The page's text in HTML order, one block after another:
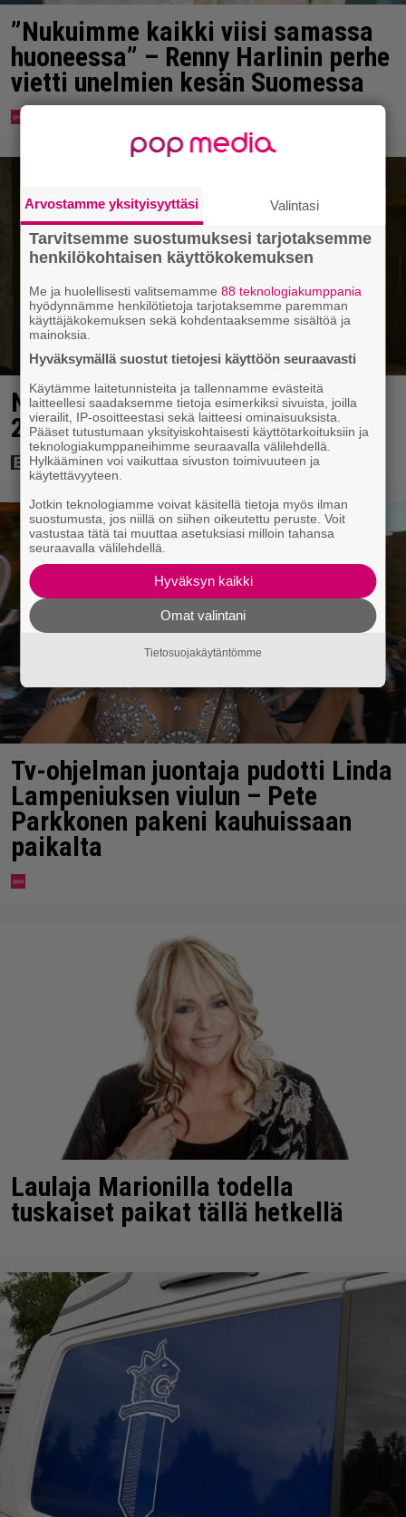
”Nukuimme kaikki viisi samassa
huoneessa” – Renny Harlinin perhe
vietti unelmien kesän Suomessa
Nyt suoratoistossa: Emilia Clarke
208 miljoonan hittileffassa
Tv-ohjelman juontaja pudotti Linda
Lampeniuksen viulun – Pete
Parkkonen pakeni kauhuissaan
paikalta
Laulaja Marionilla todella
tuskaiset paikat tällä hetkellä
Arvostamme yksityisyyttäsi Valintasi
Tarvitsemme suostumuksesi tarjotaksemme
henkilökohtaisen käyttökokemuksen
Me ja huolellisesti valitsemamme88 teknologiakumppania
hyödynnämme henkilötietoja tarjotaksemme paremman
käyttäjäkokemuksen sekä kohdentaaksemme sisältöä ja
mainoksia.
Hyväksymällä suostut tietojesi käyttöön seuraavasti
Käytämme laitetunnisteita ja tallennamme evästeitä
laitteellesi saadaksemme tietoja esimerkiksi sivuista, joilla
vierailit, IP-osoitteestasi sekä laitteesi ominaisuuksista.
Pääset tutustumaan yksityiskohtaisesti käyttötarkoituksiin ja
teknologiakumppaneihimme seuraavalla välilehdellä.
Hylkääminen voi vaikuttaa sivuston toimivuuteen ja
käytettävyyteen.
Jotkin teknologiamme voivat käsitellä tietoja myös ilman
suostumusta, jos niillä on siihen oikeutettu peruste. Voit
vastustaa tätä tai muuttaa asetuksiasi milloin tahansa
seuraavalla välilehdellä.
Hyväksyn kaikki
Omat valintani
Tietosuojakäytäntömme